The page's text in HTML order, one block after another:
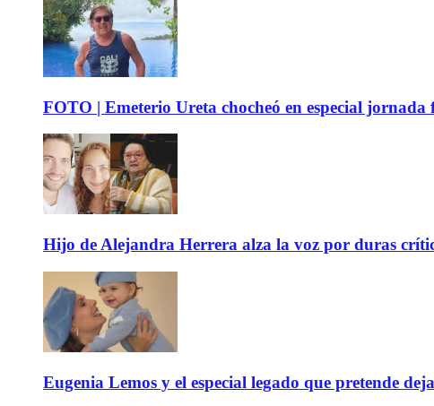
FOTO | Emeterio Ureta chocheó en especial
Hijo de Alejandra Herrera alza la voz por duras
Eugenia Lemos y el especial legado que pretende